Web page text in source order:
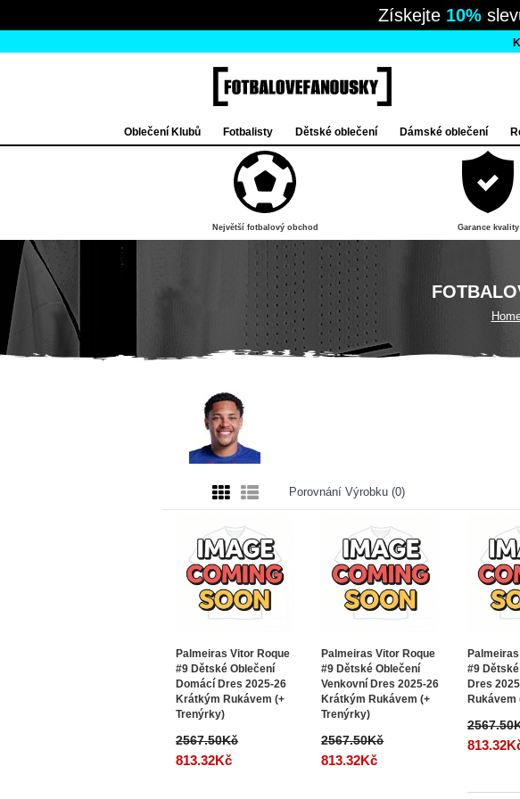
Získejte 10%
Oblečení Klubů Fotbalisty Dětské oblečení Dámské oblečení
Největší fotbalový obchod Garance kvality
Porovnání Výrobku (0)
Palmeiras Vitor Roque
#9 Dětské Oblečení
Domácí Dres 2025-26
Krátkým Rukávem (+
Trenýrky)
2567.50Kč
813.32Kč
Palmeiras Vitor Roque
#9 Dětské Oblečení
Venkovní Dres 2025-26
Krátkým Rukávem (+
Trenýrky)
2567.50Kč
813.32Kč
#9
Dres
Rukávem